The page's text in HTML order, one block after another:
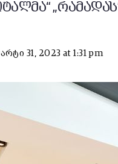
31, 2023 at 1:31 pm